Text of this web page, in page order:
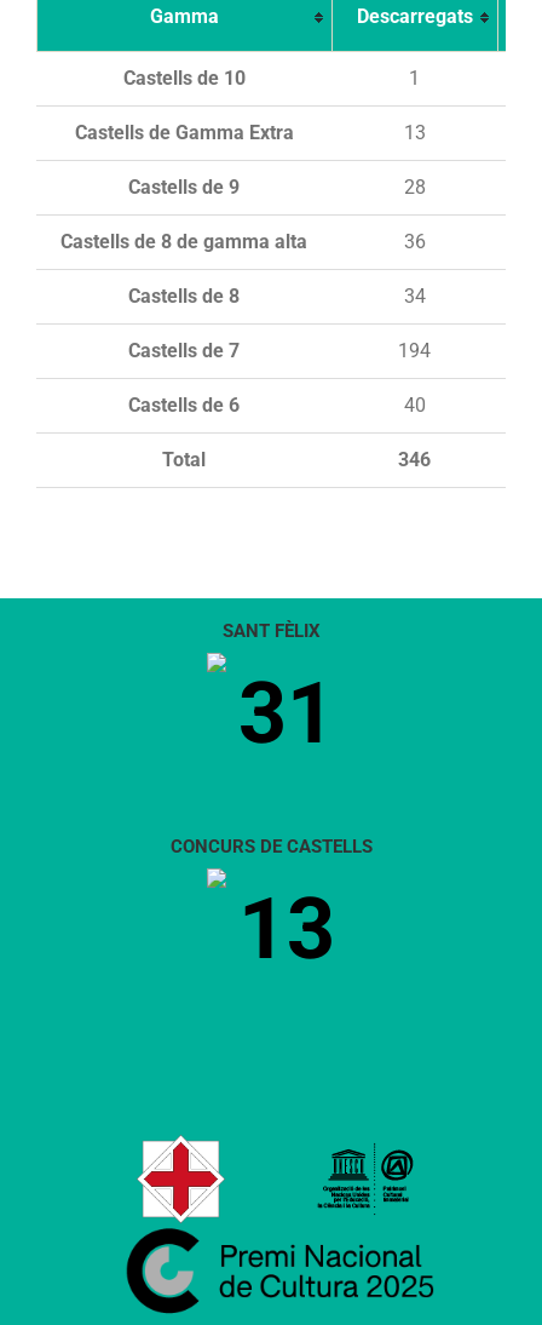
Gamma Descarregats
Total 346
Castells de 10 1
Castells de Gamma Extra 13
Castells de 9 28
Castells de 8 de gamma alta 36
Castells de 8 34
Castells de 7 194
Castells de 6 40
SANT FÈLIX
31
CONCURS DE CASTELLS
13